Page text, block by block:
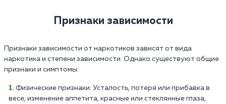
Признаки зависимости
Признаки зависимости от наркотиков зависят от вида
наркотика и степени зависимости. Однако существуют общие
признаки и симптомы.
Физические признаки: Усталость, потеря или прибавка в
весе, изменение аппетита, красные или стеклянные глаза,